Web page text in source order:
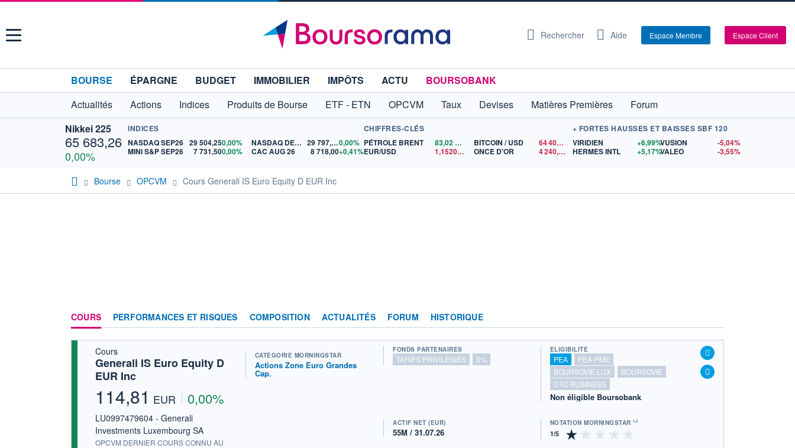
Menu Rechercher Aide Espace Membre Espace Client
BOURSE ÉPARGNE BUDGET IMMOBILIER IMPÔTS ACTU
BOURSOBANK
Actualités
Actions Indices Produits de Bourse ETF - ETN OPCVM Taux Devises Matières Premières
Forum
Nikkei 225
65 683,26
0,00%
INDICES
NASDAQ SEP26 29 504,250,00%
MINI S&P SEP26
7 731,500,00%
NASDAQ DEC26 29 797,250,00%
CAC AUG 26
8 718,00+0,41%
CHIFFRES-CLÉS
PÉTROLE BRENT
83,02$US
EUR/USD
1,1520
$US
BITCOIN / USD 64 408,71
$US
ONCE D'OR
4 240,43 $US
+ FORTES HAUSSES ET BAISSES SBF 120
VIRIDIEN
+6,99%
HERMES INTL
+5,17%
VUSION
-5,04%
VALEO
-3,55%
Bourse OPCVM Cours Generali IS Euro Equity D EUR Inc
COURS PERFORMANCES ET RISQUES COMPOSITION ACTUALITÉS FORUM HISTORIQUE
Cours
Generali IS Euro Equity D
EUR Inc
114,81 EUR 0,00%
LU0997479604 - Generali
Investments Luxembourg SA
OPCVM DERNIER COURS CONNU AU
CATÉGORIE MORNINGSTAR
Actions Zone Euro Grandes
Cap.
FONDS PARTENAIRES
TARIFS PRIVILÉGIÉS 0%
ÉLIGIBILITÉ
PEA
PEA-PME
BOURSOVIE LUX
BOURSOVIE
CTO BUSINESS
Non éligible Boursobank
ACTIF NET (EUR)
55M / 31.07.26
NOTATION MORNINGSTAR ⁽¹⁾